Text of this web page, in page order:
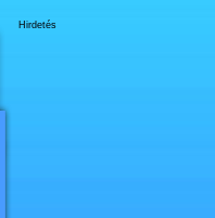
Hirdetés